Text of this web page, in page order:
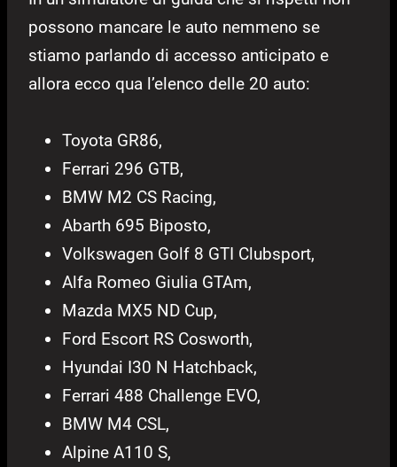
possono mancare le auto nemmeno se
stiamo parlando di accesso anticipato e
allora ecco qua l’elenco delle 20 auto:
Toyota GR86,
Ferrari 296 GTB,
BMW M2 CS Racing,
Abarth 695 Biposto,
Volkswagen Golf 8 GTI Clubsport,
Alfa Romeo Giulia GTAm,
Mazda MX5 ND Cup,
Ford Escort RS Cosworth,
Hyundai I30 N Hatchback,
Ferrari 488 Challenge EVO,
BMW M4 CSL,
Alpine A110 S,